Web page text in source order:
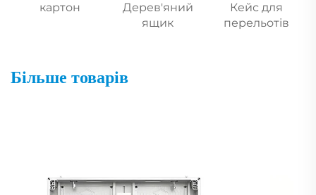
картон
Дерев'яний
ящик
Кейс для
перельотів
Більше товарів